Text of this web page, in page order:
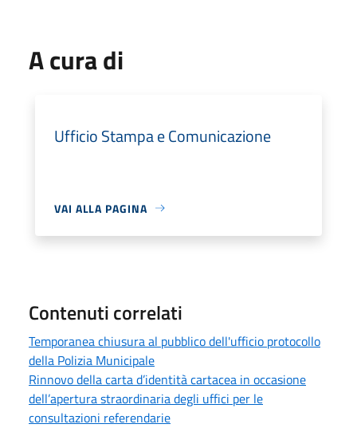
A cura di
Ufficio Stampa e Comunicazione
VAI ALLA PAGINA
Contenuti correlati
Temporanea chiusura al pubblico dell'ufficio protocollo
della Polizia Municipale
Rinnovo della carta d’identità cartacea in occasione
dell’apertura straordinaria degli uffici per le
consultazioni referendarie